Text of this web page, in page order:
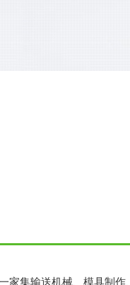
家集输送机械、模具制